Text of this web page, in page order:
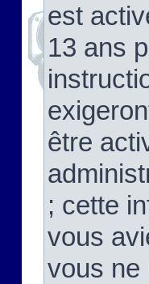
est
13 ans
être
; cette
vous
vous ne